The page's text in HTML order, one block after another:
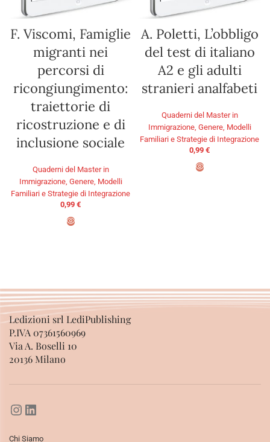
F. Viscomi, Famiglie
migranti nei
percorsi di
ricongiungimento:
traiettorie di
ricostruzione e di
inclusione sociale
Quaderni del Master in
Immigrazione, Genere, Modelli
Familiari e Strategie di Integrazione
0,99 €
A. Poletti, L’obbligo
del test di italiano
A2 e gli adulti
stranieri analfabeti
Quaderni del Master in
Immigrazione, Genere, Modelli
Familiari e Strategie di Integrazione
0,99 €
Ledizioni srl LediPublishing
P.IVA 07361560969
Via A. Boselli 10
20136 Milano
Chi Siamo